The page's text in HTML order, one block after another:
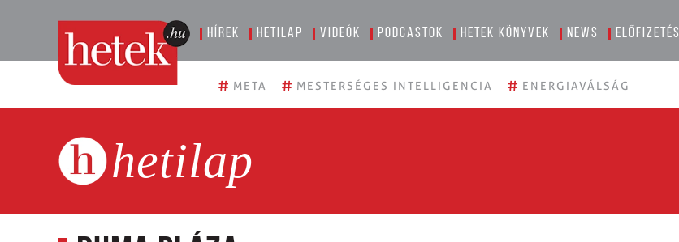
Hírek Hetilap Videók Podcastok Hetek könyvek News Előfizetés
# META # MESTERSÉGES INTELLIGENCIA # ENERGIAVÁLSÁG
hetilap